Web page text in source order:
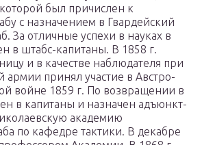
был причислен к
с назначением в Гвардейский
За отличные успехи в науках в
в штабс-капитаны. В 1858 г.
и в качестве наблюдателя при
армии принял участие в Австро-
войне 1859 г. По возвращении в
в капитаны и назначен адъюнкт-
академию
по кафедре тактики. В декабре